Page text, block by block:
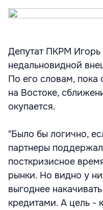
Депутат ПКРМ Игорь
недальновидной
По его словам, пока
на Востоке,
окупается.
"Было бы логично,
партнеры
посткризисное
рынки. Но видно у
выгоднее
кредитами. А цель -